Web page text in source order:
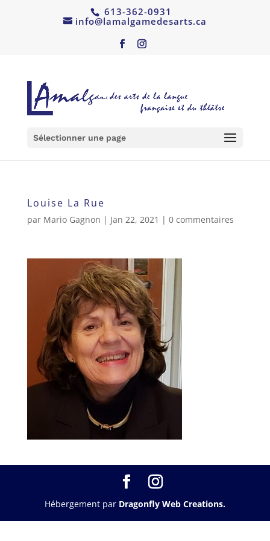
613-362-0931
info@lamalgamedesarts.ca
Sélectionner une page
Louise La Rue
par Mario Gagnon | Jan 22, 2021 | 0 commentaires
Hébergement par Dragonfly Web Creations.